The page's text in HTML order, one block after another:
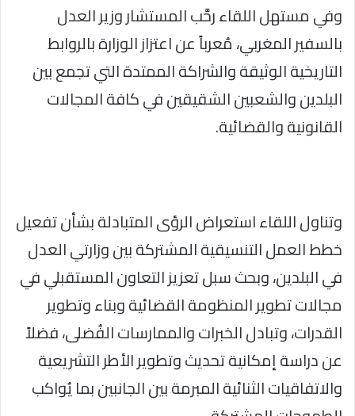
وفي مستهل اللقاء رحَّب المستشار وزير العدل
بالسفير المغربي، مُعرباً عن اعتزاز الوزارة بالروابط
التاريخية الوثيقة والشراكة الممتدة التي تجمع بين
البلدين والشعبين الشقيقين في كافة المجالات
القانونية والقضائية.
وتناول اللقاء استعراض الرؤى المتبادلة بشأن تفعيل
خطط العمل التنسيقية المشتركة بين وزارتي العدل
في البلدين، وبحث سبل تعزيز التعاون المستقبلي في
مجالات تطوير المنظومة القضائية وبناء وتطوير
القدرات، وتبادل الخبرات والممارسات الفُضلى، فضلاً
عن دراسة إمكانية تحديث وتطوير الأطر التشريعية
والاتفاقيات الثنائية المبرمة بين الجانبين بما يُواكب